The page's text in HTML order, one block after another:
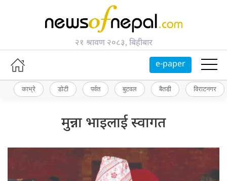
२१ श्रावण २०८३, बिहीबार
e-paper
काभ्रे डोटी पर्वत बुटवल बैतडी विराटनगर
मुन्ना भाइलाई स्वागत